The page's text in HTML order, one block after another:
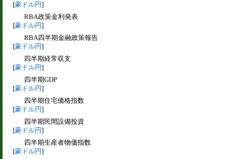
[豪ドル円]
RBA政策金利発表
[豪ドル円]
RBA四半期金融政策報告
[豪ドル円]
四半期経常収支
[豪ドル円]
四半期GDP
[豪ドル円]
四半期住宅価格指数
[豪ドル円]
四半期民間設備投資
[豪ドル円]
四半期生産者物価指数
[豪ドル円]